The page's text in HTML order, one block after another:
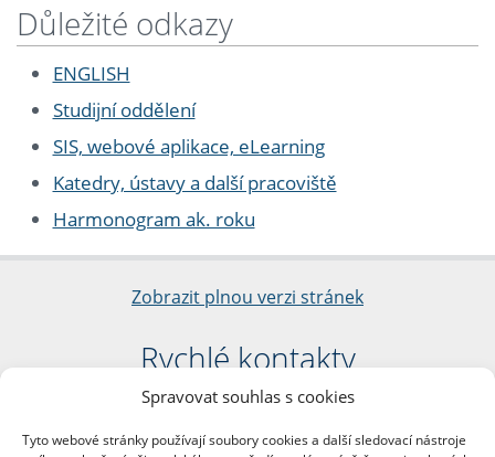
Spravovat souhlas s cookies
Tyto webové stránky používají soubory cookies a další sledovací nástroje
Důležité odkazy
ENGLISH
Studijní oddělení
SIS, webové aplikace, eLearning
Katedry, ústavy a další pracoviště
Harmonogram ak. roku
Zobrazit plnou verzi stránek
Rychlé kontakty
Filozofická fakulta
nám. Jana Palacha 1/2